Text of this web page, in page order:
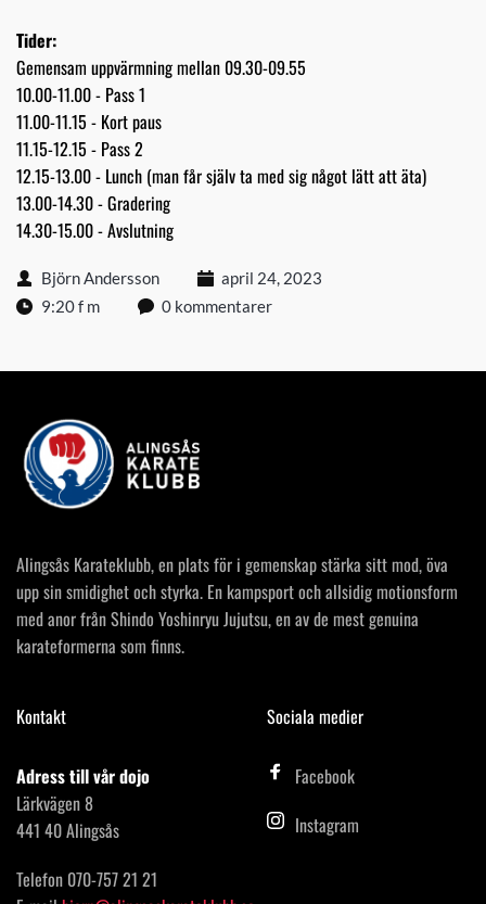
Tider:
Gemensam uppvärmning mellan 09.30-09.55
10.00-11.00 - Pass 1
11.00-11.15 - Kort paus
11.15-12.15 - Pass 2
12.15-13.00 - Lunch (man får själv ta med sig något lätt att äta)
13.00-14.30 - Gradering
14.30-15.00 - Avslutning
Björn Andersson
april 24, 2023
9:20 f m
0 kommentarer
Alingsås Karateklubb, en plats för i gemenskap stärka sitt mod, öva
upp sin smidighet och styrka. En kampsport och allsidig motionsform
med anor från Shindo Yoshinryu Jujutsu, en av de mest genuina
karateformerna som finns.
Kontakt
Adress till vår dojo
Lärkvägen 8
441 40 Alingsås
Telefon 070-757 21 21
Sociala medier
Facebook
Instagram